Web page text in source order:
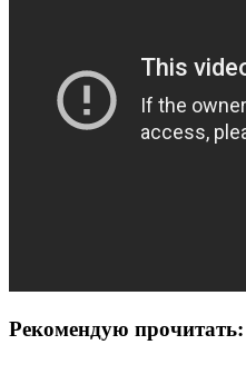
Рекомендую прочитать: